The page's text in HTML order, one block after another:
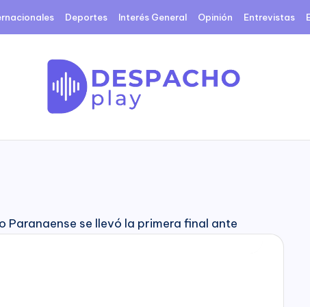
Deportes Interés General Opinión Entrevistas
D
p